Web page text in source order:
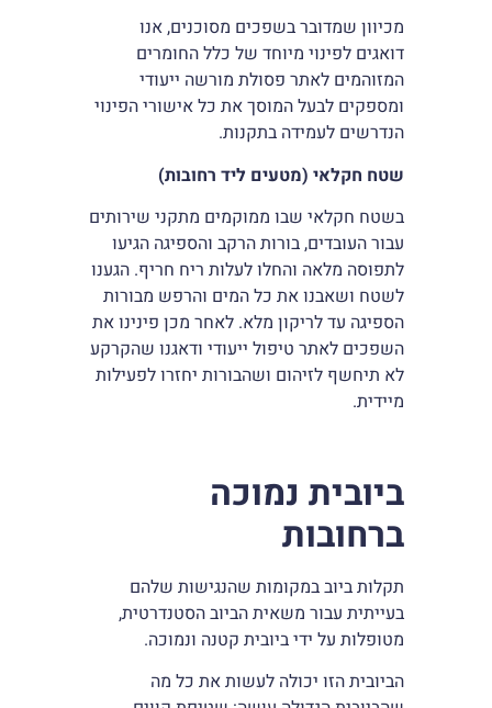
מכיוון שמדובר בשפכים מסוכנים, אנו
דואגים לפינוי מיוחד של כלל החומרים
המזוהמים לאתר פסולת מורשה ייעודי
ומספקים לבעל המוסך את כל אישורי הפינוי
הנדרשים לעמידה בתקנות.
שטח חקלאי (מטעים ליד רחובות)
בשטח חקלאי שבו ממוקמים מתקני שירותים
עבור העובדים, בורות הרקב והספיגה הגיעו
לתפוסה מלאה והחלו לעלות ריח חריף. הגענו
לשטח ושאבנו את כל המים והרפש מבורות
הספיגה עד לריקון מלא. לאחר מכן פינינו את
השפכים לאתר טיפול ייעודי ודאגנו שהקרקע
לא תיחשף לזיהום ושהבורות יחזרו לפעילות
מיידית.
ביובית נמוכה
ברחובות
תקלות ביוב במקומות שהנגישות שלהם
בעייתית עבור משאית הביוב הסטנדרטית,
מטופלות על ידי ביובית קטנה ונמוכה.
הביובית הזו יכולה לעשות את כל מה